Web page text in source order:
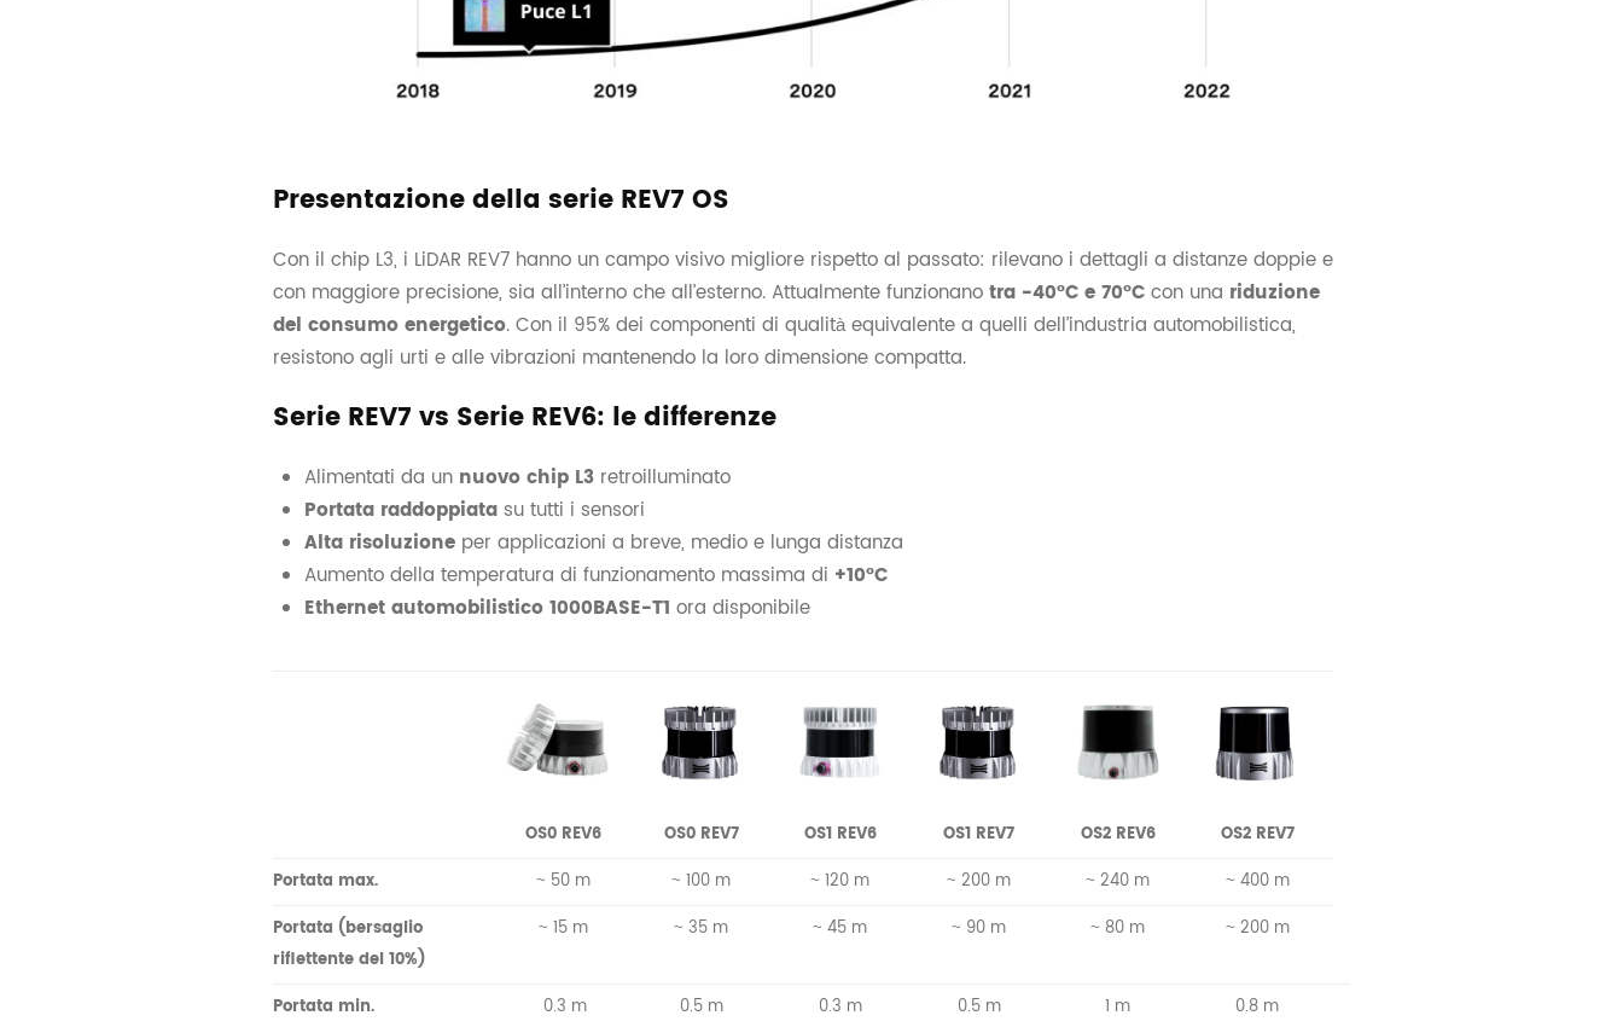
Presentazione della serie REV7 OS
Con il chip L3, i LiDAR REV7 hanno un campo visivo migliore rispetto al passato: rilevano i dettagli a distanze doppie e
con maggiore precisione, sia all’interno che all’esterno. Attualmente funzionano tra -40°C e 70°C con una riduzione
del consumo energetico. Con il 95% dei componenti di qualità equivalente a quelli dell’industria automobilistica,
resistono agli urti e alle vibrazioni mantenendo la loro dimensione compatta.
Serie REV7 vs Serie REV6: le differenze
Alimentati da un nuovo chip L3retroilluminato
Portata raddoppiatasu tutti i sensori
Alta risoluzioneper applicazioni a breve, medio e lunga distanza
Aumento della temperatura di funzionamento massima di +10°C
Ethernet automobilistico 1000BASE-T1 ora disponibile
OS0 REV6 OS0 REV7 OS1 REV6 OS1 REV7 OS2 REV6
OS2 REV7
Portata max.
~ 50 m ~ 100 m ~ 120 m ~ 200 m ~ 240 m
~ 400 m
Portata (bersaglio
riflettente del 10%)
~ 15 m ~ 35 m ~ 45 m ~ 90 m ~ 80 m ~ 200 m
Portata min. 0.3 m 0.5 m 0.3 m 0.5 m 1 m 0.8 m